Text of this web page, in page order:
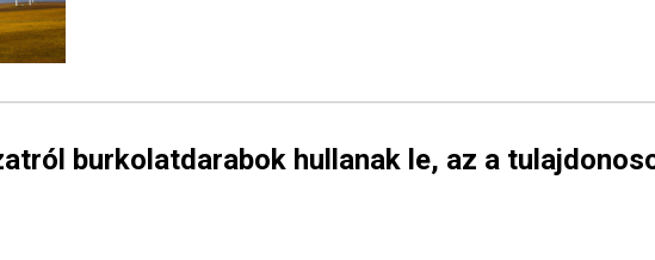
burkolatdarabok hullanak le, az a